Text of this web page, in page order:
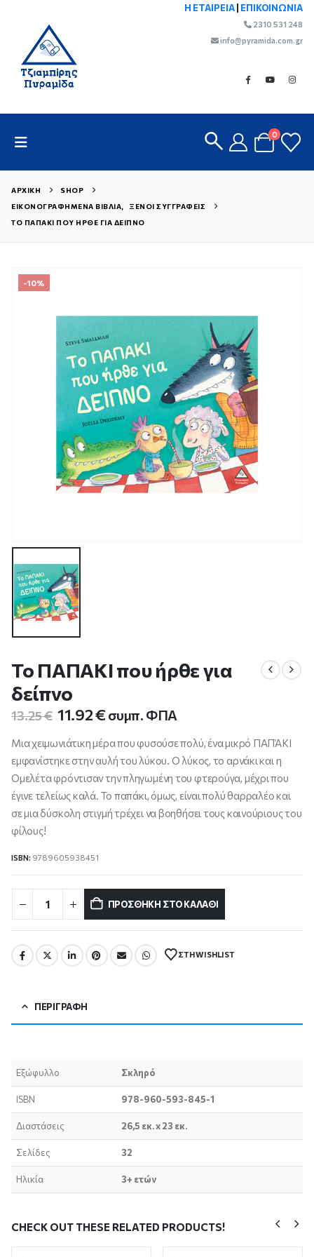
Η ΕΤΑΙΡΕΙΑ ΕΠΙΚΟΙΝΩΝΙΑ
2310 531 248
info@pyramida.com.gr
0
ΑΡΧΙΚΉ
SHOP
ΕΙΚΟΝΟΓΡΑΦΗΜΈΝΑ ΒΙΒΛΊΑ,
ΞΈΝΟΙ ΣΥΓΓΡΑΦΕΊΣ
ΤΟ ΠΑΠΑΚΙ ΠΟΥ ΉΡΘΕ ΓΙΑ ΔΕΊΠΝΟ
-10%
Το ΠΑΠΑΚΙ που ήρθε για
δείπνο
13.25€ Original
was:
13.25 €.
11.92€Η
τρέχουσα
τιμή
είναι:
11.92 €.
συμπ. ΦΠΑ
Μια χειμωνιάτικη μέρα που φυσούσε πολύ, ένα μικρό ΠΑΠΆΚΙ
εμφανίστηκε στην αυλή του λύκου. Ο λύκος, το αρνάκι και η
Ομελέτα φρόντισαν την πληγωμένη του φτερούγα, μέχρι που
έγινε τελείως καλά. Το παπάκι, όμως, είναι πολύ θαρραλέο και
σε μια δύσκολη στιγμή τρέχει να βοηθήσει τους καινούριους του
φίλους!
ISBN: 9789605938451
ΠΡΟΣΘΉΚΗ ΣΤΟ ΚΑΛΆΘΙ
ΣΤΗ WISHLIST
ΠΕΡΙΓΡΑΦΉ
Εξώφυλλο Σκληρό
ISBN 978-960-593-845-1
Διαστάσεις 26,5 εκ. x 23 εκ.
Σελίδες 32
Ηλικία 3+ ετών
CHECK OUT THESE RELATED PRODUCTS!